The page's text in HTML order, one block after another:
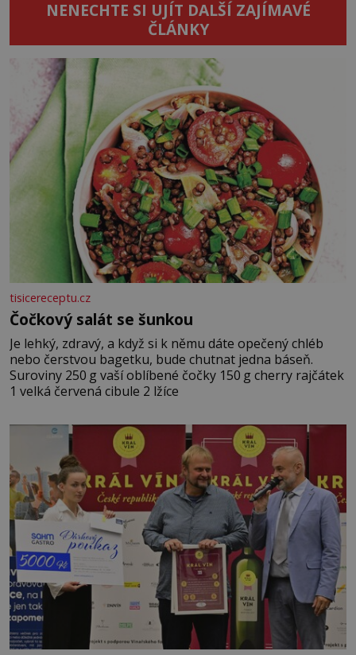
NENECHTE SI UJÍT DALŠÍ ZAJÍMAVÉ
ČLÁNKY
tisicereceptu.cz
Čočkový salát se šunkou
Je lehký, zdravý, a když si k němu dáte opečený chléb
nebo čerstvou bagetku, bude chutnat jedna báseň.
Suroviny 250 g vaší oblíbené čočky 150 g cherry rajčátek
1 velká červená cibule 2 lžíce